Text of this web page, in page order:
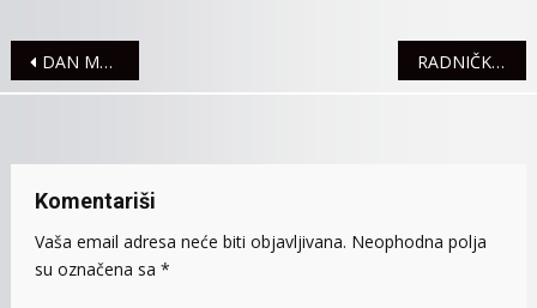
PLAŽI
Navigacija
DAN MAGARICE, U ČAST OVE KORISNE ŽIVOTINJE RADNIČKI U PRVOJ LIGI SRBIJE, POČELE PRIPREME ZA NOVU SEZONU
Komentariši
Vaša email adresa neće biti objavljivana. Neophodna polja
su označena sa *